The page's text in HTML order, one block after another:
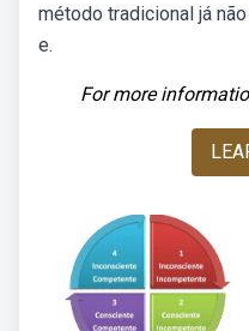
método tradicional já
e.
For more